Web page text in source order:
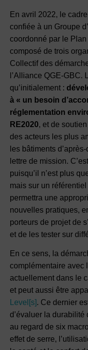
En avril 2022, le
confiée à un Groupe
coordonné par le
composé de trois
Collectif des
l’Alliance QGE-GBC.
qu’initialement :
à « un besoin
réglementation
RE2020, et de
des acteurs les plus
les bâtiments
lettre de mission.
puisqu’il n’est plus
mais sur un
permettra une
nouvelles pratiques,
porteurs de projet de
et de les tester sur
En ce sens, la
complémentaire avec
actuellement dans le
et peut aussi être
Level[s]. Ce dernier
d’évaluer la durabilité
au regard de six
effet de serre,